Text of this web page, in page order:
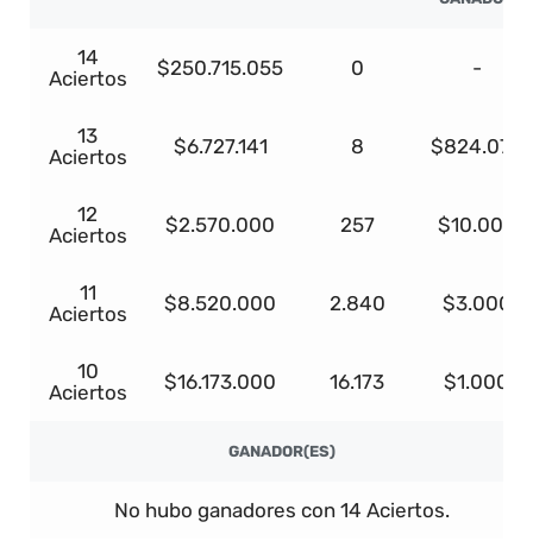
14
Aciertos
$250.715.055 0 -
13
Aciertos
$6.727.141 8 $824.075
12
Aciertos
$2.570.000 257 $10.000
11
Aciertos
$8.520.000 2.840 $3.000
10
Aciertos
$16.173.000 16.173 $1.000
GANADOR(ES)
No hubo ganadores con 14 Aciertos.